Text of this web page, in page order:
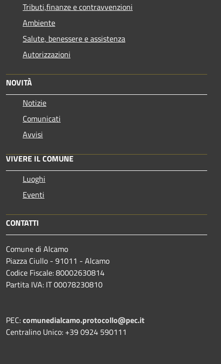
Tributi,finanze e contravvenzioni
Ambiente
Salute, benessere e assistenza
Autorizzazioni
NOVITÀ
Notizie
Comunicati
Avvisi
VIVERE IL COMUNE
Luoghi
Eventi
CONTATTI
Comune di Alcamo
Piazza Ciullo - 91011 - Alcamo
Codice Fiscale: 80002630814
Partita IVA: IT 00078230810
PEC:comunedialcamo.protocollo@pec.it
Centralino Unico: +39 0924 590111